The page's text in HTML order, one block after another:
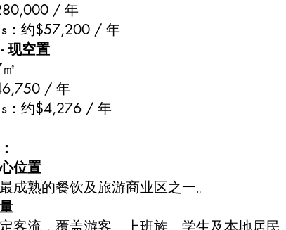
/ 年
：约$57,200 / 年
现空置
/ 年
：约$4,276 / 年
位置
成熟的餐饮及旅游商业区之一。